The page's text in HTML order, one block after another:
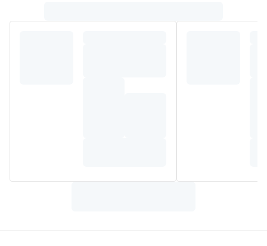
Département Recherche & Développement des
B6, D3), extrait sec d'eucalytpus (Eucalyptus globulus L.)